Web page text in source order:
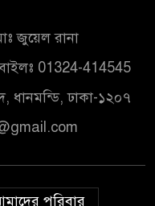
জুয়েল রানা
01324-414545
ধানমন্ডি, ঢাকা-১২০৭
পরিবার